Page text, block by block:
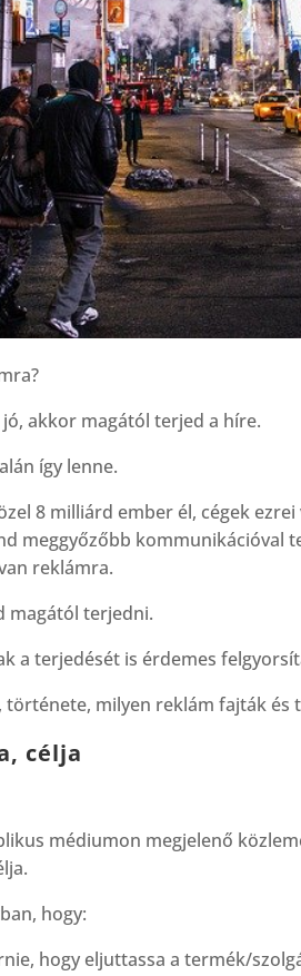
akkor magától terjed a híre.
így lenne.
8 milliárd ember él, cégek
meggyőzőbb kommunikációval
reklámra.
magától terjedni.
a terjedését is érdemes
milyen reklám fajták és
célja
médiumon megjelenő
hogy:
hogy eljuttassa a termék/